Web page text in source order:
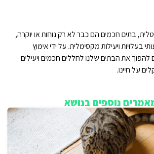
בתים חכמים הם כבר לא רק נוחות או יוקרה,
בעלויות ויעילות מקסימלית. על ידי אימוץ
להפוך את הבתים שלנו לחללים חכמים ויעילים
על חיינו.
נוספים בנושא